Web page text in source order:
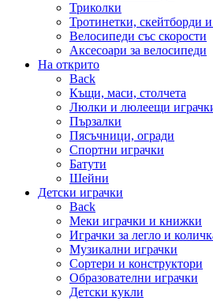
Триколки
Тротинетки, скейтборди
Велосипеди със скорости
Аксесоари за велосипеди
На открито
Back
Къщи, маси, столчета
Люлки и люлеещи
Пързалки
Пясъчници, огради
Спортни играчки
Батути
Шейни
Детски играчки
Back
Меки играчки и книжки
Играчки за легло и
Музикални играчки
Сортери и конструктори
Образователни играчки
Детски кукли